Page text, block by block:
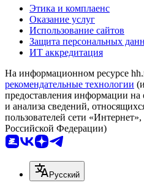
Этика и комплаенс
Оказание услуг
Использование сайтов
Защита персональных
ИТ аккредитация
На информационном ресурсе
рекомендательные технологии
предоставления информации на
и анализа сведений,
пользователей сети
Российской Федерации)
Русский